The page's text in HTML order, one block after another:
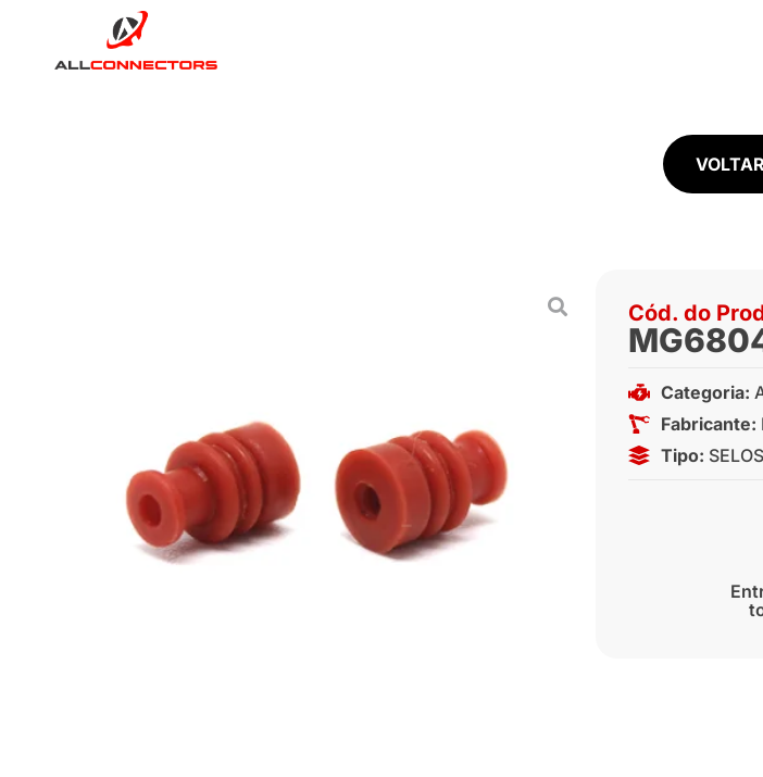
VOLTAR
Cód. do
Categoria:
Fabricante:
Tipo: